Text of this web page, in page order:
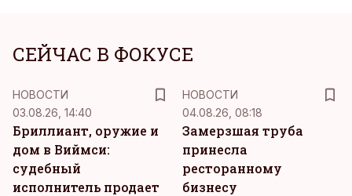
СЕЙЧАС В ФОКУСЕ
НОВОСТИ
03.08.26, 14:40
Бриллиант, оружие и
дом в Виймси:
судебный
исполнитель продает
НОВОСТИ
04.08.26, 08:18
Замерзшая труба
принесла
ресторанному
бизнесу